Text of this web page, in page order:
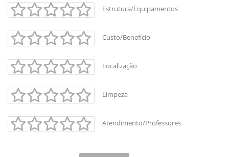
+-
Leaflet
Estrutura/Equipamentos
Custo/Benefício
Localização
Limpeza
Atendimento/Professores